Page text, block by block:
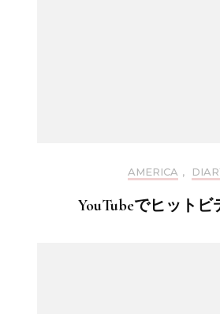
AMERICA ,
YouTubeでヒットビ